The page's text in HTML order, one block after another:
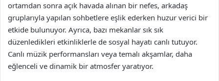
ortamdan sonra açık havada alınan bir nefes, arkadaş
gruplarıyla yapılan sohbetlere eşlik ederken huzur verici bir
etkide bulunuyor. Ayrıca, bazı mekanlar sık sık
düzenledikleri etkinliklerle de sosyal hayatı canlı tutuyor.
Canlı müzik performansları veya temalı akşamlar, daha
eğlenceli ve dinamik bir atmosfer yaratıyor.